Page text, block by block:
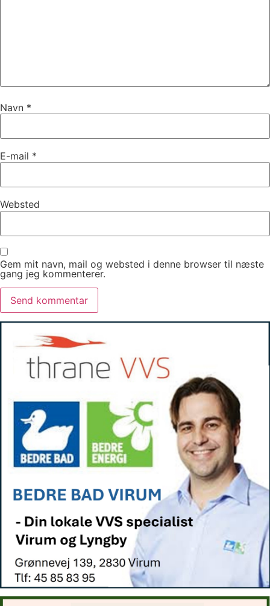
Navn *
E-mail *
Websted
Gem mit navn, mail og websted i denne browser til næste
gang jeg kommenterer.